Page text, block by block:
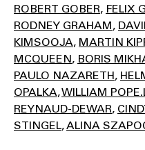
ROBERT GOBER FELIX
RODNEY GRAHAM
KIMSOOJA MARTIN
MCQUEEN BORIS
PAULO NAZARETH
OPALKA WILLIAM
REYNAUD-DEWAR
STINGEL ALINA